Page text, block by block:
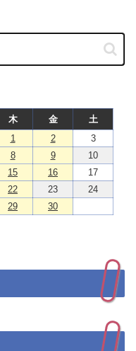
木 金
土
1
2
3
8 9
10
15 16
17
22 23
24
29 30